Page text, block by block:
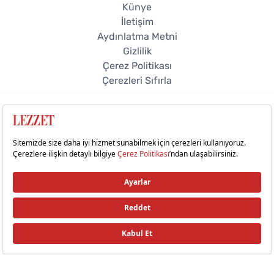
Künye
İletişim
Aydınlatma Metni
Gizlilik
Çerez Politikası
Çerezleri Sıfırla
© 2026 Lezzet Online. Tüm hakları saklıdır.